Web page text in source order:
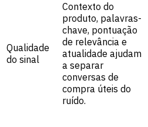
Qualidade
do sinal
Contexto do
produto, palavras-
chave, pontuação
de relevância e
atualidade ajudam
a separar
conversas de
compra úteis do
ruído.